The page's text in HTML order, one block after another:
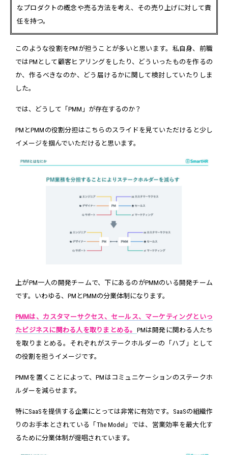
なプロダクトの概念や売る方法を考え、その売り上げに対して責
任を持つ。
このような役割をPMが担うことが多いと思います。私自身、前職
ではPMとして顧客ヒアリングをしたり、どういったものを作るの
か、作るべきなのか、どう届けるかに関して検討していたりしま
した。
では、どうして「PMM」が存在するのか？
PMとPMMの役割分担はこちらのスライドを見ていただけると少し
イメージを掴んでいただけると思います。
上がPM一人の開発チームで、下にあるのがPMMのいる開発チーム
です。いわゆる、PMとPMMの分業体制になります。
PMMは、カスタマーサクセス、セールス、マーケティングといっ
たビジネスに関わる人を取りまとめる。 PMは開発に関わる人たち
を取りまとめる。それぞれがステークホルダーの「ハブ」として
の役割を担うイメージです。
PMMを置くことによって、PMはコミュニケーションのステークホ
ルダーを減らせます。
特にSaaSを提供する企業にとっては非常に有効です。SaaSの組織作
りのお手本とされている「The Model」では、営業効率を最大化す
るために分業体制が提唱されています。